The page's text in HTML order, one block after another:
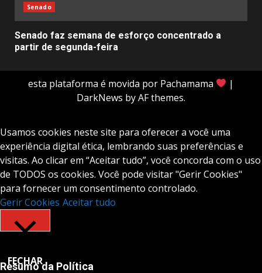
Senado
Senado faz semana de esforço concentrado a
partir de segunda-feira
esta plataforma é movida por Pachamama
|
DarkNews by AF themes.
Usamos cookies neste site para oferecer a você uma
experiência digital ética, lembrando suas preferências e
visitas. Ao clicar em “Aceitar tudo”, você concorda com o uso
de TODOS os cookies. Você pode visitar "Gerir Cookies"
para fornecer um consentimento controlado.
Gerir Cookies Aceitar tudo
FECHAR
Resumo da Política